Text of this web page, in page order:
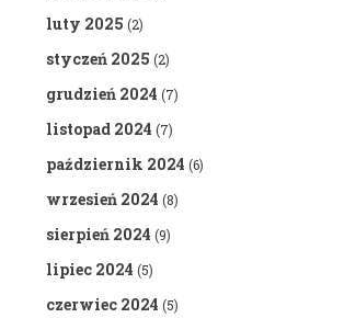
luty 2025 (2)
styczeń 2025 (2)
grudzień 2024 (7)
listopad 2024 (7)
październik 2024 (6)
wrzesień 2024 (8)
sierpień 2024 (9)
lipiec 2024 (5)
czerwiec 2024 (5)